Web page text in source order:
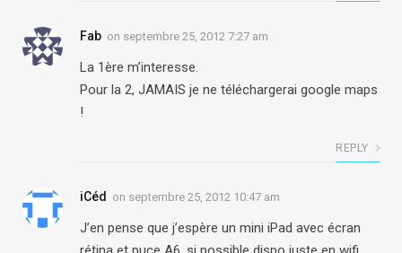
Fab on septembre 25, 2012 7:27 am
La 1ère m’interesse.
Pour la 2, JAMAIS je ne téléchargerai google maps
!
REPLY
iCéd on septembre 25, 2012 10:47 am
J’en pense que j’espère un mini iPad avec écran